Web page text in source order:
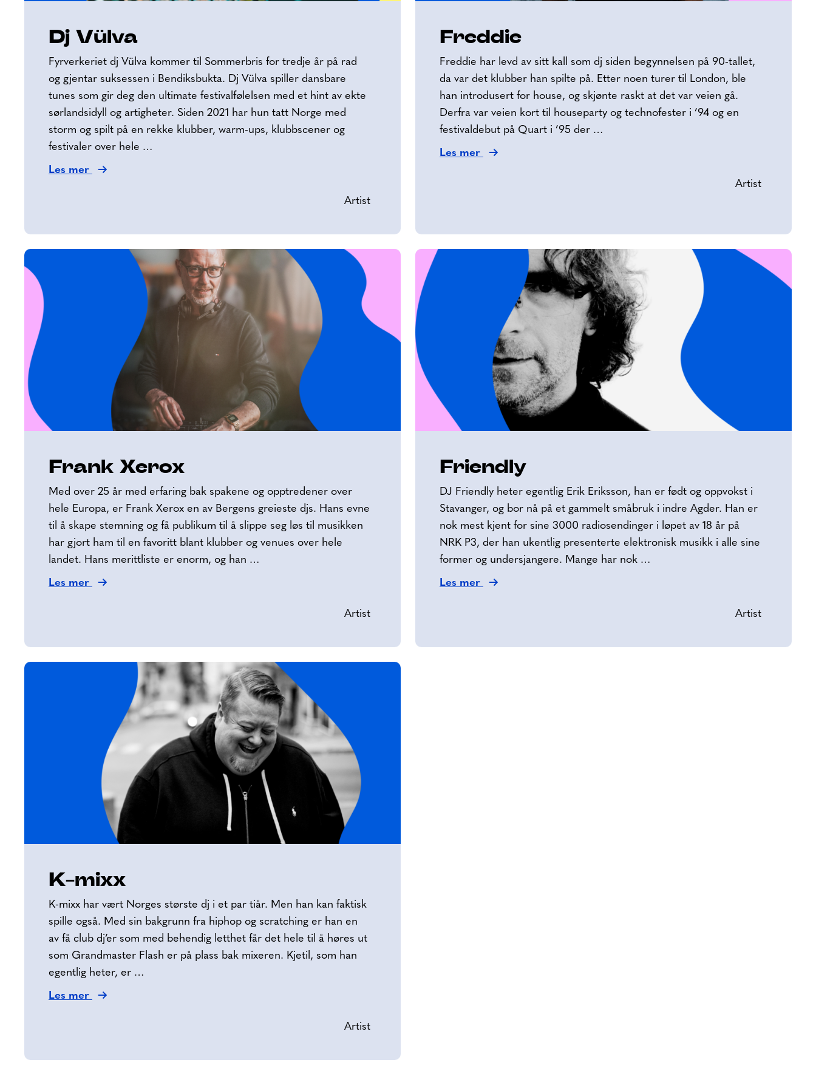
Dj Vülva
Fyrverkeriet dj Vülva kommer til Sommerbris for tredje år på rad
og gjentar suksessen i Bendiksbukta. Dj Vülva spiller dansbare
tunes som gir deg den ultimate festivalfølelsen med et hint av ekte
sørlandsidyll og artigheter. Siden 2021 har hun tatt Norge med
storm og spilt på en rekke klubber, warm-ups, klubbscener og
festivaler over hele …
Les mer
Freddie
Freddie har levd av sitt kall som dj siden begynnelsen på 90-tallet,
da var det klubber han spilte på. Etter noen turer til London, ble
han introdusert for house, og skjønte raskt at det var veien gå.
Derfra var veien kort til houseparty og technofester i ’94 og en
festivaldebut på Quart i ’95 der …
Les mer
Frank Xerox
Med over 25 år med erfaring bak spakene og opptredener over
hele Europa, er Frank Xerox en av Bergens greieste djs. Hans evne
til å skape stemning og få publikum til å slippe seg løs til musikken
har gjort ham til en favoritt blant klubber og venues over hele
landet. Hans merittliste er enorm, og han …
Les mer
Friendly
DJ Friendly heter egentlig Erik Eriksson, han er født og oppvokst i
Stavanger, og bor nå på et gammelt småbruk i indre Agder. Han er
nok mest kjent for sine 3000 radiosendinger i løpet av 18 år på
NRK P3, der han ukentlig presenterte elektronisk musikk i alle sine
former og undersjangere. Mange har nok …
Les mer
K-mixx
K-mixx har vært Norges største dj i et par tiår. Men han kan faktisk
spille også. Med sin bakgrunn fra hiphop og scratching er han en
av få club dj’er som med behendig letthet får det hele til å høres ut
som Grandmaster Flash er på plass bak mixeren. Kjetil, som han
egentlig heter, er …
Les mer